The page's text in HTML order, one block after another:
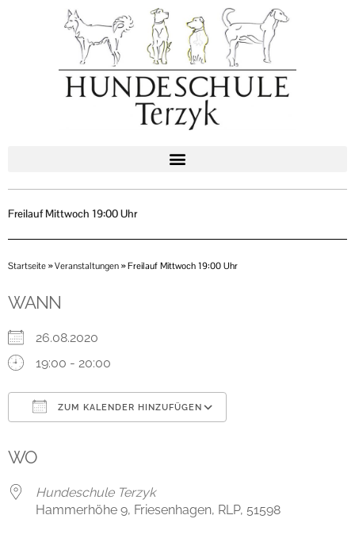
Freilauf Mittwoch 19:00 Uhr
Startseite »Veranstaltungen »Freilauf Mittwoch 19:00 Uhr
WANN
26.08.2020
19:00 - 20:00
ZUM KALENDER HINZUFÜGEN
WO
Hundeschule Terzyk
Hammerhöhe 9, Friesenhagen, RLP, 51598